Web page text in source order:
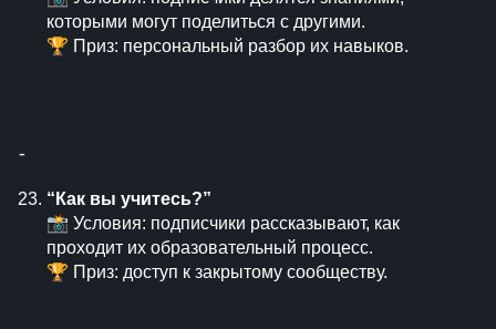
которыми могут поделиться с другими.
🏆 Приз: персональный разбор их навыков.
⁃
“Как вы учитесь?”
📸 Условия: подписчики рассказывают, как
проходит их образовательный процесс.
🏆 Приз: доступ к закрытому сообществу.